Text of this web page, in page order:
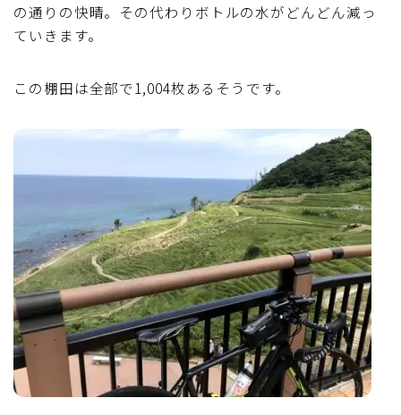
の通りの快晴。その代わりボトルの水がどんどん減っ
ていきます。
この棚田は全部で1,004枚あるそうです。